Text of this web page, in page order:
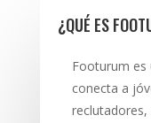
¿QUÉ ES
Footurum es
conecta a